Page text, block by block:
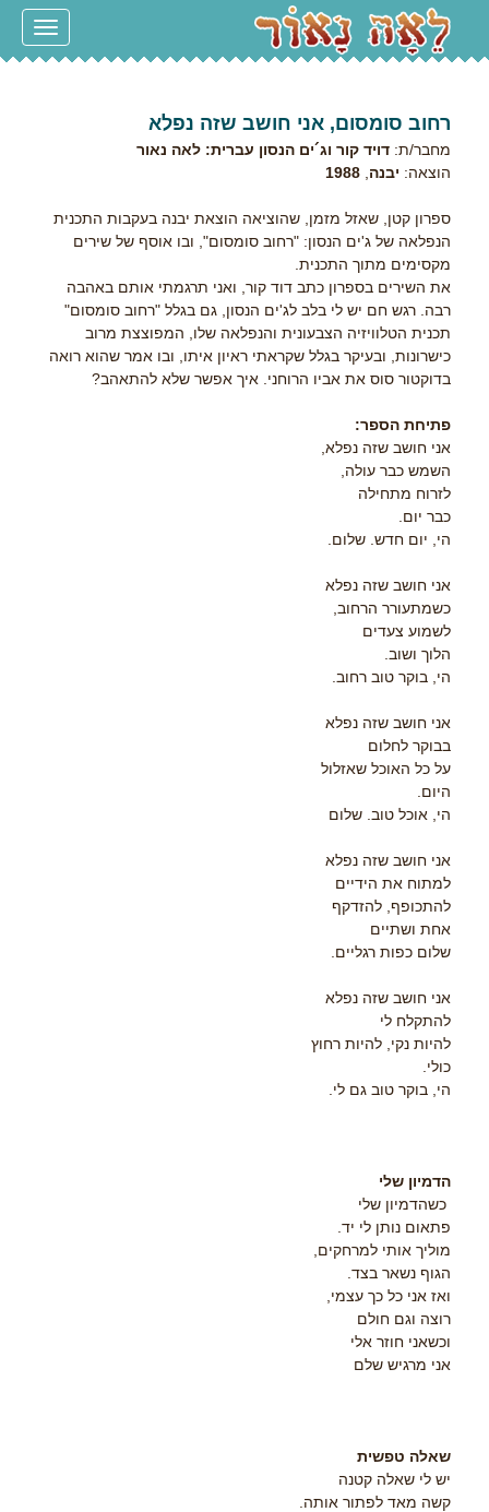
Toggle
רחוב סומסום, אני חושב שזה נפלא
מחבר/ת: דויד קור וג´ים הנסון עברית: לאה נאור
הוצאה: יבנה 1988
ספרון קטן, שאזל מזמן, שהוציאה הוצאת יבנה בעקבות התכנית
הנפלאה של ג'ים הנסון: "רחוב סומסום", ובו אוסף של שירים
מקסימים מתוך התכנית.
את השירים בספרון כתב דוד קור, ואני תרגמתי אותם באהבה
רבה. רגש חם יש לי בלב לג'ים הנסון, גם בגלל "רחוב סומסום"
תכנית הטלוויזיה הצבעונית והנפלאה שלו, המפוצצת מרוב
כישרונות, ובעיקר בגלל שקראתי ראיון איתו, ובו אמר שהוא רואה
בדוקטור סוס את אביו הרוחני. איך אפשר שלא להתאהב?
פתיחת הספר:
אני חושב שזה נפלא,
השמש כבר עולה,
לזרוח מתחילה
כבר יום.
הי, יום חדש. שלום.
אני חושב שזה נפלא
כשמתעורר הרחוב,
לשמוע צעדים
הלוך ושוב.
הי, בוקר טוב רחוב.
אני חושב שזה נפלא
בבוקר לחלום
על כל האוכל שאזלול
היום.
הי, אוכל טוב. שלום
אני חושב שזה נפלא
למתוח את הידיים
להתכופף, להזדקף
אחת ושתיים
שלום כפות רגליים.
אני חושב שזה נפלא
להתקלח לי
להיות נקי, להיות רחוץ
כולי.
הי, בוקר טוב גם לי.
הדמיון שלי
כשהדמיון שלי
פתאום נותן לי יד.
מוליך אותי למרחקים,
הגוף נשאר בצד.
ואז אני כל כך עצמי,
רוצה וגם חולם
וכשאני חוזר אלי
אני מרגיש שלם
שאלה טפשית
יש לי שאלה קטנה
קשה מאד לפתור אותה.